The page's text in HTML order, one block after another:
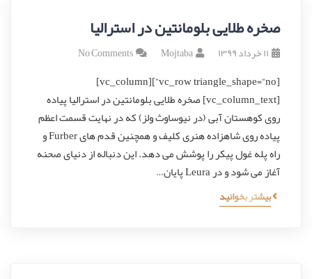
صخره طلایی بلومانتین در استرالیا
۱۱ خرداد ۱۳۹۹ Mojtaba
No Comments
[vc_row triangle_shape=”no”][vc_column]
[vc_column_text] صخره طلایی بلومانتین در استرالیا پیاده
روی کوهستان آبی (در نیوساوث ولز) که در نهایت قسمت اعظم
پیاده روی شاهزاده هنری کلیف و همچنین قدم های Furber و
راه پله غول پیکر را پوشش می دهد. این دنباله از دنیای صحنه
آغاز می شود و در Leura پایان…
بیشتر بخوانید